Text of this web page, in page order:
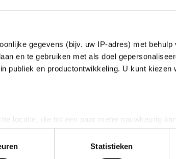
gegevens (bijv. uw IP-adres) met behulp
en te gebruiken met als doel
publiek en productontwikkeling. U kunt kiezen
locatie, die tot een paar meter nauwkeurig kan
scannen op specifieke eigenschappen
worden verwerkt en stel uw voorkeuren in het
Statistieken